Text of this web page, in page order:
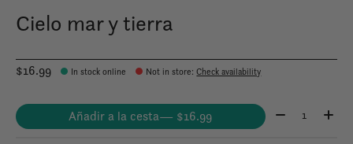
Cielo mar y tierra
$16.99 In stock online Not in store:Check availability
Añadir a la cesta — $16.99 Cantidad: